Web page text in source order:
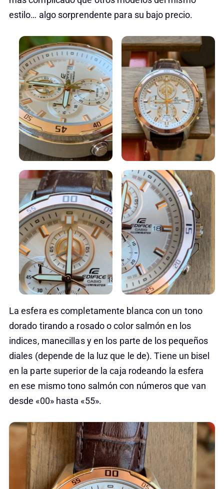
estilo… algo sorprendente para su bajo precio.
La esfera es completamente blanca con un tono
dorado tirando a rosado o color salmón en los
indices, manecillas y en los parte de los pequeños
diales (depende de la luz que le de). Tiene un bisel
en la parte superior de la caja rodeando la esfera
en ese mismo tono salmón con números que van
desde «00» hasta «55».